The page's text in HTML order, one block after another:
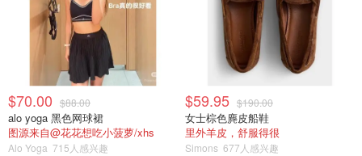
$70.00 $88.00
alo yoga 黑色网球裙
图源来自@花花想吃小菠萝/xhs
Alo Yoga 715人感兴趣
$59.95 $190.00
女士棕色麂皮船鞋
里外羊皮，舒服得很
Simons 677人感兴趣